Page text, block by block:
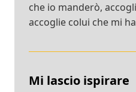
che io manderò,
accoglie colui che mi
Mi lascio ispirare